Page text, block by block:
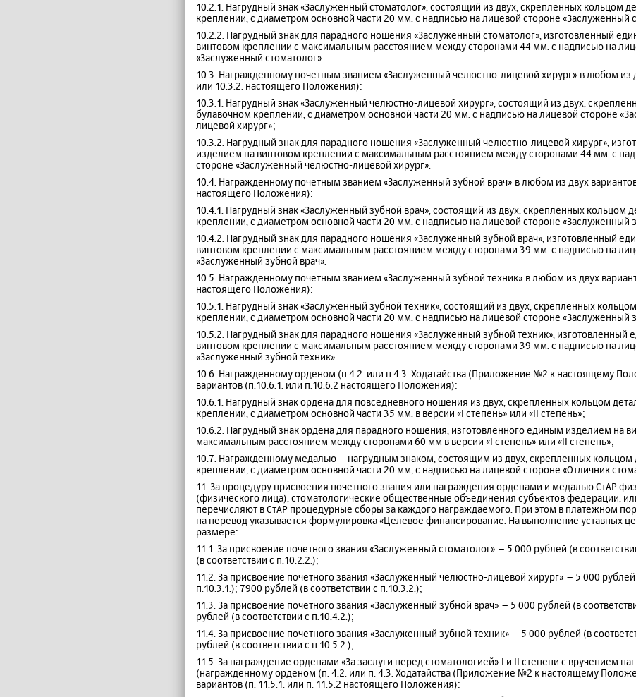
10.2.1. Нагрудный знак «Заслуженный стоматолог», состоящий из двух, скрепленных кольцом
креплении, с диаметром основной части 20 мм. с надписью на лицевой стороне «Заслуженный
10.2.2. Нагрудный знак для парадного ношения «Заслуженный стоматолог», изготовленный
винтовом креплении с максимальным расстоянием между сторонами 44 мм. с надписью на
«Заслуженный стоматолог».
10.3. Награжденному почетным званием «Заслуженный челюстно-лицевой хирург» в любом из
или 10.3.2. настоящего Положения):
10.3.1. Нагрудный знак «Заслуженный челюстно-лицевой хирург», состоящий из двух,
булавочном креплении, с диаметром основной части 20 мм. с надписью на лицевой стороне
лицевой хирург»;
10.3.2. Нагрудный знак для парадного ношения «Заслуженный челюстно-лицевой хирург»,
изделием на винтовом креплении с максимальным расстоянием между сторонами 44 мм. с
стороне «Заслуженный челюстно-лицевой хирург».
10.4. Награжденному почетным званием «Заслуженный зубной врач» в любом из двух вариантов
настоящего Положения):
10.4.1. Нагрудный знак «Заслуженный зубной врач», состоящий из двух, скрепленных кольцом
креплении, с диаметром основной части 20 мм. с надписью на лицевой стороне «Заслуженный
10.4.2. Нагрудный знак для парадного ношения «Заслуженный зубной врач», изготовленный
винтовом креплении с максимальным расстоянием между сторонами 39 мм. с надписью на
«Заслуженный зубной врач».
10.5. Награжденному почетным званием «Заслуженный зубной техник» в любом из двух
настоящего Положения):
10.5.1. Нагрудный знак «Заслуженный зубной техник», состоящий из двух, скрепленных
креплении, с диаметром основной части 20 мм. с надписью на лицевой стороне «Заслуженный
10.5.2. Нагрудный знак для парадного ношения «Заслуженный зубной техник»,
винтовом креплении с максимальным расстоянием между сторонами 39 мм. с надписью на
«Заслуженный зубной техник».
10.6. Награжденному орденом (п.4.2. или п.4.3. Ходатайства (Приложение №2 к настоящему
вариантов (п.10.6.1. или п.10.6.2 настоящего Положения):
10.6.1. Нагрудный знак ордена для повседневного ношения из двух, скрепленных кольцом
креплении, с диаметром основной части 35 мм. в версии «I степень» или «II степень»;
10.6.2. Нагрудный знак ордена для парадного ношения, изготовленного единым изделием на
максимальным расстоянием между сторонами 60 мм в версии «I степень» или «II степень»;
10.7. Награжденному медалью – нагрудным знаком, состоящим из двух, скрепленных кольцом
креплении, с диаметром основной части 20 мм, с надписью на лицевой стороне «Отличник
11. За процедуру присвоения почетного звания или награждения орденами и медалью СтАР
(физического лица), стоматологические общественные объединения субъектов федерации,
перечисляют в СтАР процедурные сборы за каждого награждаемого. При этом в платежном
на перевод указывается формулировка «Целевое финансирование. На выполнение уставных
размере:
11.1. За присвоение почетного звания «Заслуженный стоматолог» – 5 000 рублей (в
(в соответствии с п.10.2.2.);
11.2. За присвоение почетного звания «Заслуженный челюстно-лицевой хирург» – 5 000 рублей
п.10.3.1.); 7900 рублей (в соответствии с п.10.3.2.);
11.3. За присвоение почетного звания «Заслуженный зубной врач» – 5 000 рублей (в
рублей (в соответствии с п.10.4.2.);
11.4. За присвоение почетного звания «Заслуженный зубной техник» – 5 000 рублей (в
рублей (в соответствии с п.10.5.2.);
11.5. За награждение орденами «За заслуги перед стоматологией» I и II степени с вручением
(награжденному орденом (п. 4.2. или п. 4.3. Ходатайства (Приложение №2 к настоящему
вариантов (п. 11.5.1. или п. 11.5.2 настоящего Положения):